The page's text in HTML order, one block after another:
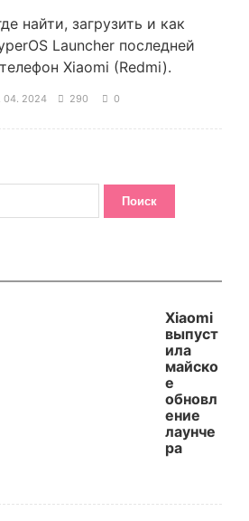
найти, загрузить и как
Launcher последней
Xiaomi (Redmi).
04. 2024 290 0
Xiaomi
выпуст
ила
майско
е
обновл
ение
лаунче
ра